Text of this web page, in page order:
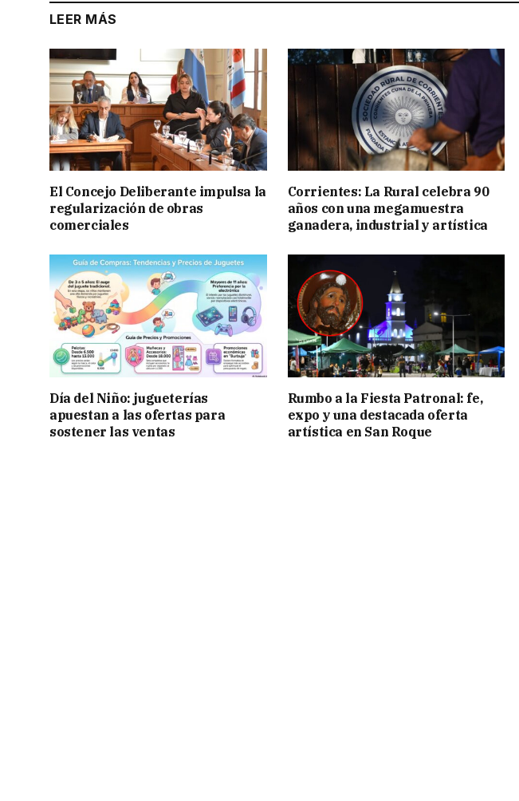
LEER MÁS
El Concejo Deliberante impulsa la
regularización de obras
comerciales
Corrientes: La Rural celebra 90
años con una megamuestra
ganadera, industrial y artística
Día del Niño: jugueterías
apuestan a las ofertas para
sostener las ventas
Rumbo a la Fiesta Patronal: fe,
expo y una destacada oferta
artística en San Roque